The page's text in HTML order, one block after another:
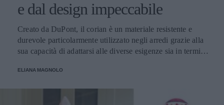
e dal design impeccabile
Creato da DuPont, il corian è un materiale resistente e
durevole particolarmente utilizzato negli arredi grazie alla
sua capacità di adattarsi alle diverse esigenze sia in termini
perché è adatto alla cucina di casa!
ELIANA MAGNOLO